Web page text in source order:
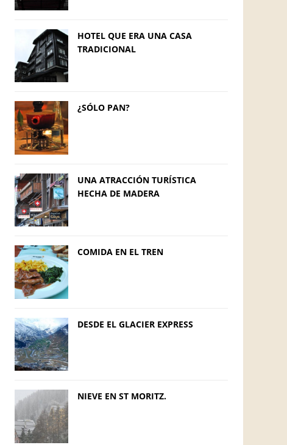
HOTEL QUE ERA UNA CASA
TRADICIONAL
¿SÓLO PAN?
UNA ATRACCIÓN TURÍSTICA
HECHA DE MADERA
COMIDA EN EL TREN
DESDE EL GLACIER EXPRESS
NIEVE EN ST MORITZ.